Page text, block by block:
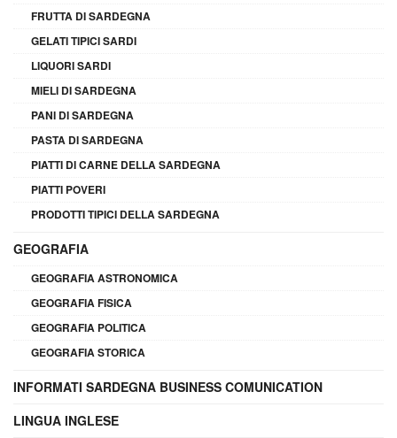
FRUTTA DI SARDEGNA
GELATI TIPICI SARDI
LIQUORI SARDI
MIELI DI SARDEGNA
PANI DI SARDEGNA
PASTA DI SARDEGNA
PIATTI DI CARNE DELLA SARDEGNA
PIATTI POVERI
PRODOTTI TIPICI DELLA SARDEGNA
GEOGRAFIA
GEOGRAFIA ASTRONOMICA
GEOGRAFIA FISICA
GEOGRAFIA POLITICA
GEOGRAFIA STORICA
INFORMATI SARDEGNA BUSINESS COMUNICATION
LINGUA INGLESE